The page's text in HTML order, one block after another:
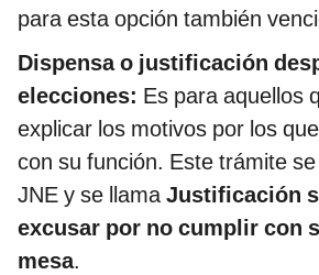
para esta opción también
Dispensa o justificación
elecciones: Es para aquellos
explicar los motivos por los
con su función. Este trámite
JNE y se llama Justificación
excusar por no cumplir con
mesa.